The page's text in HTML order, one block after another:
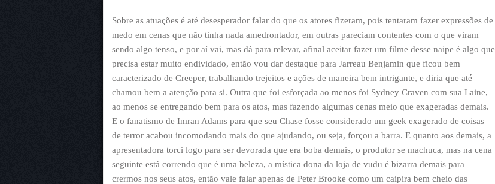
Sobre as atuações é até desesperador falar do que os atores fizeram, pois tentaram fazer expressões de
medo em cenas que não tinha nada amedrontador, em outras pareciam contentes com o que viram
sendo algo tenso, e por aí vai, mas dá para relevar, afinal aceitar fazer um filme desse naipe é algo que
precisa estar muito endividado, então vou dar destaque para Jarreau Benjamin que ficou bem
caracterizado de Creeper, trabalhando trejeitos e ações de maneira bem intrigante, e diria que até
chamou bem a atenção para si. Outra que foi esforçada ao menos foi Sydney Craven com sua Laine,
ao menos se entregando bem para os atos, mas fazendo algumas cenas meio que exageradas demais.
E o fanatismo de Imran Adams para que seu Chase fosse considerado um geek exagerado de coisas
de terror acabou incomodando mais do que ajudando, ou seja, forçou a barra. E quanto aos demais, a
apresentadora torci logo para ser devorada que era boba demais, o produtor se machuca, mas na cena
seguinte está correndo que é uma beleza, a mística dona da loja de vudu é bizarra demais para
crermos nos seus atos, então vale falar apenas de Peter Brooke como um caipira bem cheio das